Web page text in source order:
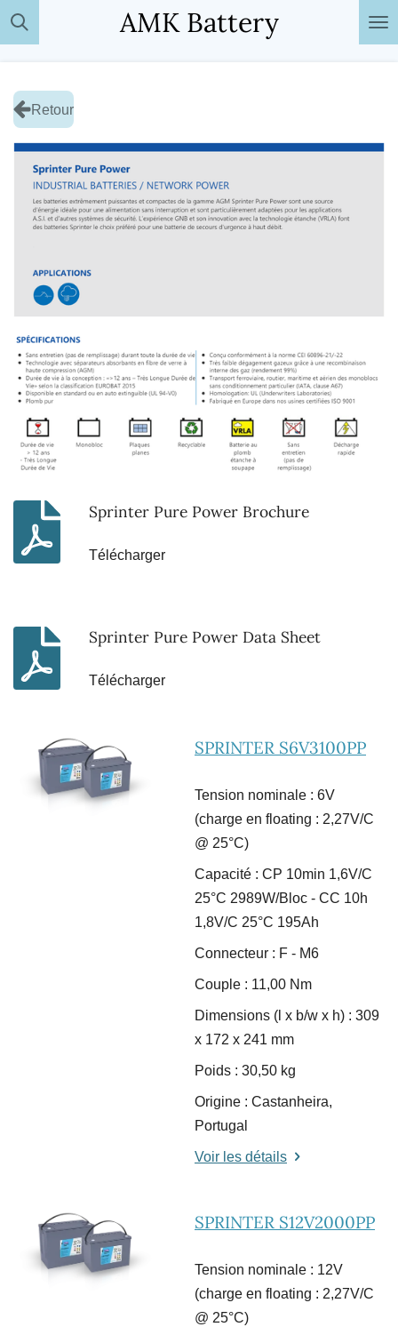
Passer
au
principal
AMK Battery
Retour
Sprinter Pure Power Brochure
Télécharger
Sprinter Pure Power Data Sheet
Télécharger
SPRINTER S6V3100PP
Tension nominale : 6V
(charge en floating : 2,27V/C
@ 25°C)
Capacité : CP 10min 1,6V/C
25°C 2989W/Bloc - CC 10h
1,8V/C 25°C 195Ah
Connecteur : F - M6
Couple : 11,00 Nm
Dimensions (l x b/w x h) : 309
x 172 x 241 mm
Poids : 30,50 kg
Origine : Castanheira,
Portugal
Voir les détails
SPRINTER S12V2000PP
Tension nominale : 12V
(charge en floating : 2,27V/C
@ 25°C)